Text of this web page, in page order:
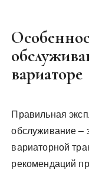
вариаторе
Правильная
обслуживание –
вариаторной
рекомендаций